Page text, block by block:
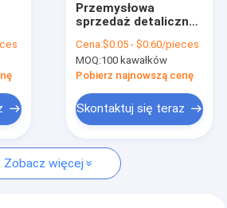
prezentów
Przemysłowa
sprzedaż detaliczna
automatycznym
zamknięciem do
opakowań dla małych
Cena:$0.05 - $0.60/pieces
MOQ:100 kawałków
Pobierz najnowszą cenę
Skontaktuj się teraz
Zobacz więcej